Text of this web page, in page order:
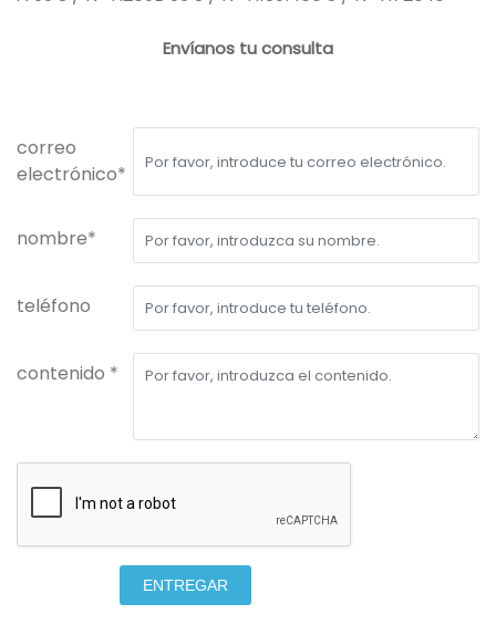
Envíanos tu consulta
correo
electrónico*
nombre*
teléfono
contenido *
ENTREGAR